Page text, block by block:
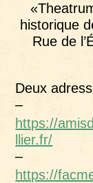
historique
Rue de
Deux
–
https://
llier.fr/
–
https://